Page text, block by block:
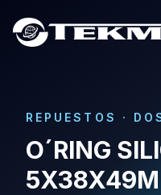
REPUESTOS ·
O´RING